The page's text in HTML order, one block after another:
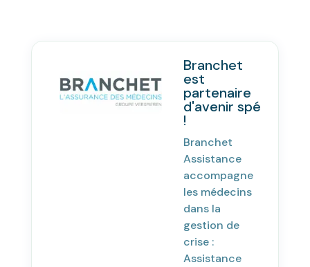
Branchet
est
partenaire
d'avenir spé
!
Branchet
Assistance
accompagne
les médecins
dans la
gestion de
crise :
Assistance